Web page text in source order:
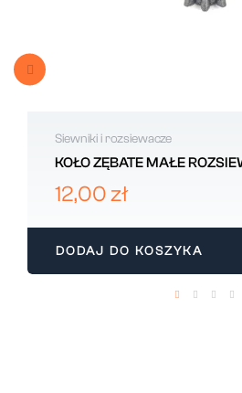
Siewniki i rozsiewacze
KOŁO ZĘBATE MAŁE
12,00 zł
DODAJ DO KOSZYKA